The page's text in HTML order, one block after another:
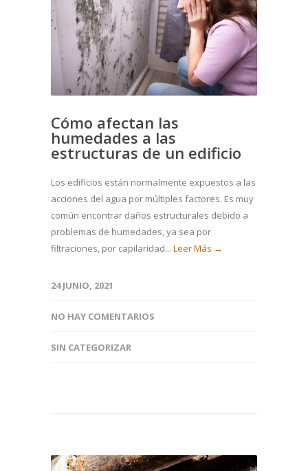
Cómo afectan las
humedades a las
estructuras de un edificio
Los edificios están normalmente expuestos a las
acciones del agua por múltiples factores. Es muy
común encontrar daños estructurales debido a
problemas de humedades, ya sea por
filtraciones, por capilaridad... Leer Más →
24 JUNIO, 2021
NO HAY COMENTARIOS
SIN CATEGORIZAR